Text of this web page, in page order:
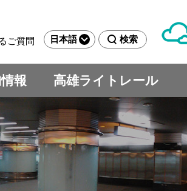
ご質問 日本語 検索
報 高雄ライトレール